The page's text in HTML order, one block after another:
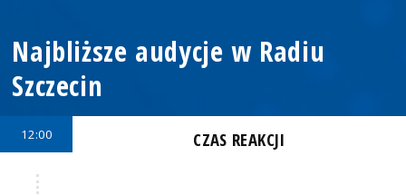
Najbliższe audycje w Radiu
Szczecin
12:00 CZAS REAKCJI